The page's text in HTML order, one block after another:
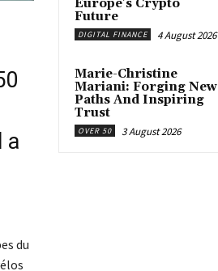
a
du
Europe’s Crypto
Future
DIGITAL FINANCE 4 August 2026
Marie-Christine
Mariani: Forging New
Paths And Inspiring
Trust
OVER 50 3 August 2026